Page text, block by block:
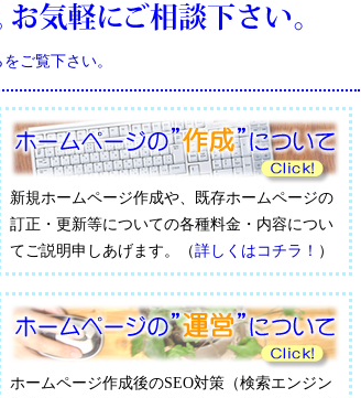
ご覧下さい。
新規ホームページ作成や、既存ホームページの
訂正・更新等についての各種料金・内容につい
てご説明申しあげます。（詳しくはコチラ！ ）
ホームページ作成後のSEO対策（検索エンジン